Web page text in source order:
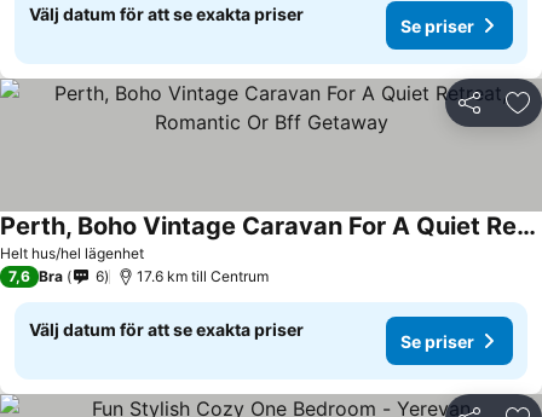
Välj datum för att se exakta priser
Se priser
Dela
Helt hus/hel lägenhet
Perth, Boho Vintage Caravan For A Quiet Retreat, Romantic Or Bff Getaway
7,6 Bra 6 17.6 km till Centrum
Välj datum för att se exakta priser
Se priser